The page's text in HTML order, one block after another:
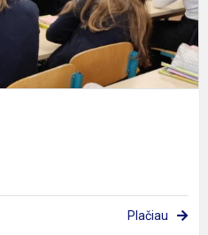
Plačiau